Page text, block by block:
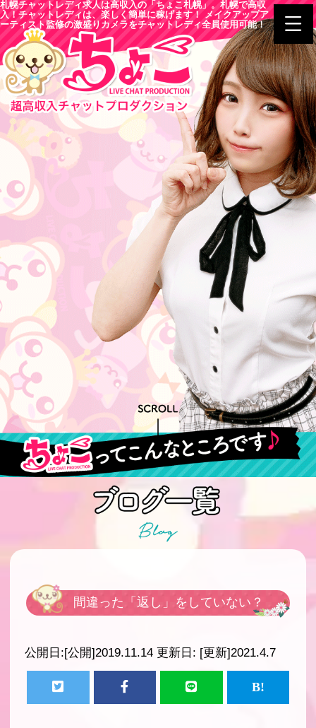
札幌チャットレディ求人は高収入の「ちょこ札幌」。札幌で高収
入！チャットレディは、楽しく簡単に稼げます！ メイクアップア
ーティスト監修の激盛りカメラをチャットレディ全員使用可能！
間違った「返し」をしていない？
公開日:[公開]2019.11.14 更新日: [更新]2021.4.7